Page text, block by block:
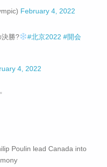
February 4, 2022
決勝? #北京2022 #開会
4, 2022
Poulin lead Canada into